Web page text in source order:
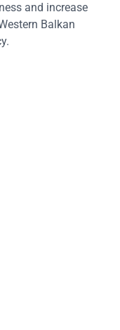
and increase
Balkan